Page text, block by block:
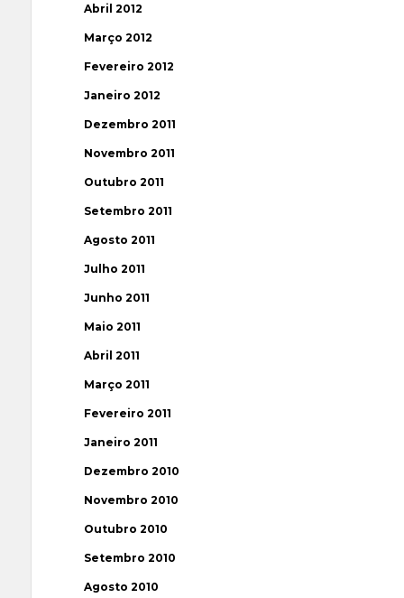
Abril 2012
Março 2012
Fevereiro 2012
Janeiro 2012
Dezembro 2011
Novembro 2011
Outubro 2011
Setembro 2011
Agosto 2011
Julho 2011
Junho 2011
Maio 2011
Abril 2011
Março 2011
Fevereiro 2011
Janeiro 2011
Dezembro 2010
Novembro 2010
Outubro 2010
Setembro 2010
Agosto 2010